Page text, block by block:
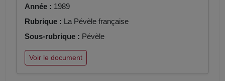
Année : 1989
Rubrique : La Pévèle française
Sous-rubrique : Pévèle
Voir le document